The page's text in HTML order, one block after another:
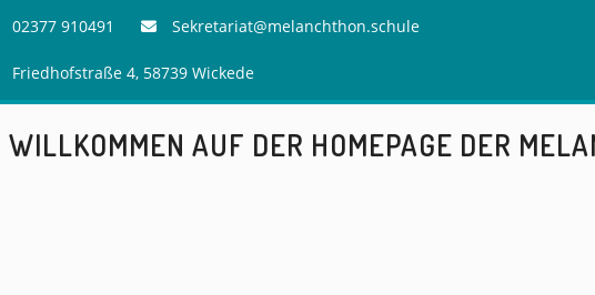
02377 910491 Sekretariat@melanchthon.schule
Friedhofstraße 4, 58739 Wickede
AUF DER HOMEPAGE DER